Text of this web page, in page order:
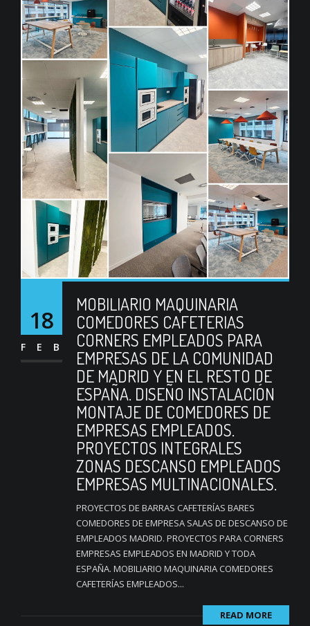
18
FEB
MOBILIARIO MAQUINARIA
COMEDORES CAFETERIAS
CORNERS EMPLEADOS PARA
EMPRESAS DE LA COMUNIDAD
DE MADRID Y EN EL RESTO DE
ESPAÑA. DISEÑO INSTALACIÓN
MONTAJE DE COMEDORES DE
EMPRESAS EMPLEADOS.
PROYECTOS INTEGRALES
ZONAS DESCANSO EMPLEADOS
EMPRESAS MULTINACIONALES.
PROYECTOS DE BARRAS CAFETERÍAS BARES
COMEDORES DE EMPRESA SALAS DE DESCANSO DE
EMPLEADOS MADRID. PROYECTOS PARA CORNERS
EMPRESAS EMPLEADOS EN MADRID Y TODA
ESPAÑA. MOBILIARIO MAQUINARIA COMEDORES
CAFETERÍAS EMPLEADOS...
READ MORE